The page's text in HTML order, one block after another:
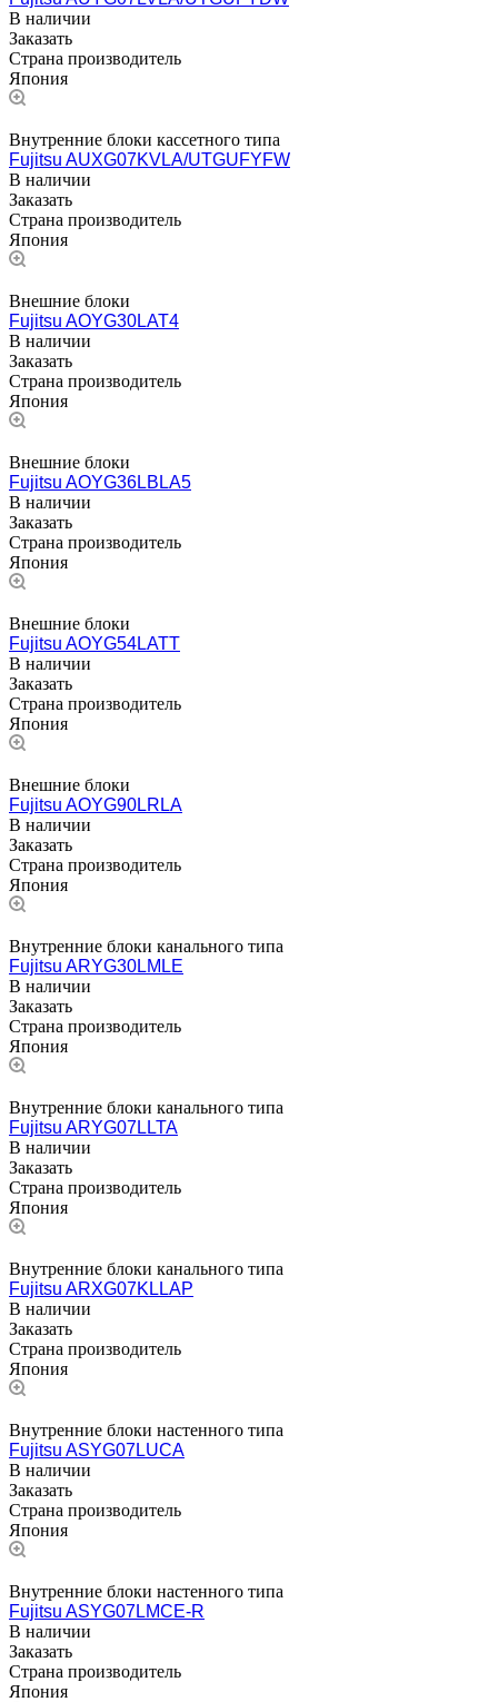
В наличии
Заказать
Страна производитель
Япония
Внутренние блоки кассетного типа
Fujitsu AUXG07KVLA/UTGUFYFW
В наличии
Заказать
Страна производитель
Япония
Внешние блоки
Fujitsu AOYG30LAT4
В наличии
Заказать
Страна производитель
Япония
Внешние блоки
Fujitsu AOYG36LBLA5
В наличии
Заказать
Страна производитель
Япония
Внешние блоки
Fujitsu AOYG54LATT
В наличии
Заказать
Страна производитель
Япония
Внешние блоки
Fujitsu AOYG90LRLA
В наличии
Заказать
Страна производитель
Япония
Внутренние блоки канального типа
Fujitsu ARYG30LMLE
В наличии
Заказать
Страна производитель
Япония
Внутренние блоки канального типа
Fujitsu ARYG07LLTA
В наличии
Заказать
Страна производитель
Япония
Внутренние блоки канального типа
Fujitsu ARXG07KLLAP
В наличии
Заказать
Страна производитель
Япония
Внутренние блоки настенного типа
Fujitsu ASYG07LUCA
В наличии
Заказать
Страна производитель
Япония
Внутренние блоки настенного типа
Fujitsu ASYG07LMCE-R
В наличии
Заказать
Страна производитель
Япония